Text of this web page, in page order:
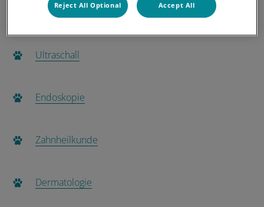
Röntgen
Ultraschall
Endoskopie
Zahnheilkunde
Dermatologie
Reject All Optional Accept All